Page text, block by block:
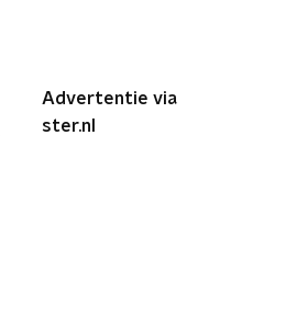
Advertentie via
ster.nl